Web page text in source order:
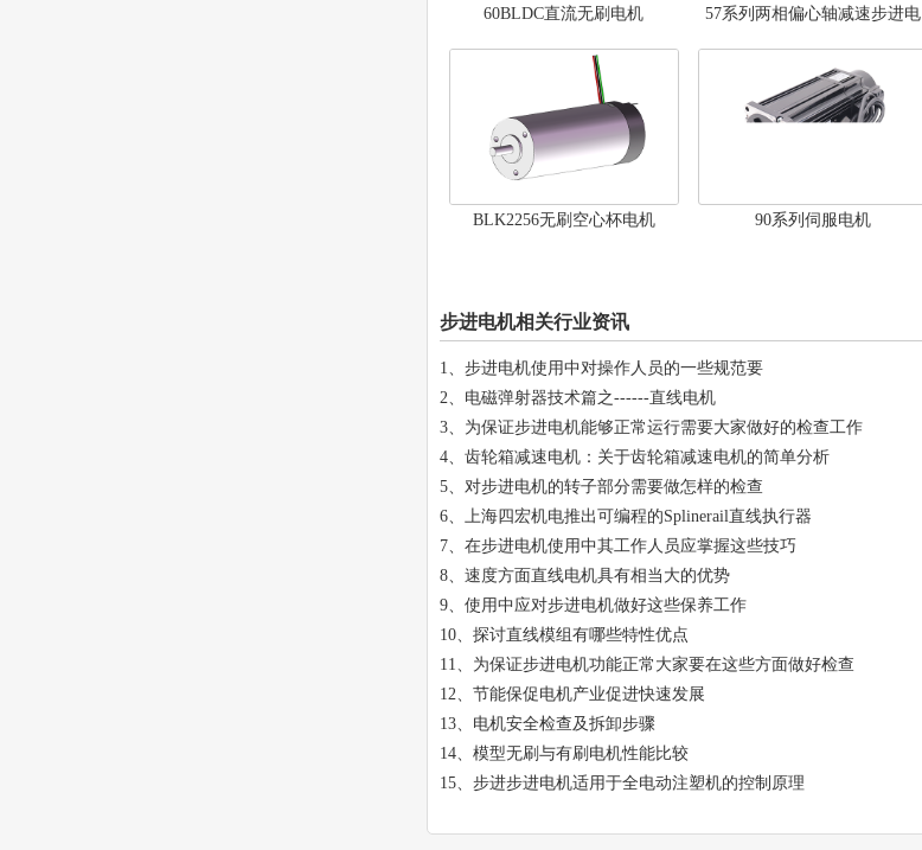
60BLDC直流无刷电机
57系列两相偏心轴减速步进电
BLK2256无刷空心杯电机 90系列伺服电机
步进电机相关行业资讯
1、 步进电机使用中对操作人员的一些规范要
2、 电磁弹射器技术篇之------直线电机
3、 为保证步进电机能够正常运行需要大家做好的检查工作
4、 齿轮箱减速电机：关于齿轮箱减速电机的简单分析
5、 对步进电机的转子部分需要做怎样的检查
6、
上海四宏机电推出可编程的Splinerail直线执行器
7、 在步进电机使用中其工作人员应掌握这些技巧
8、 速度方面直线电机具有相当大的优势
9、 使用中应对步进电机做好这些保养工作
10、 探讨直线模组有哪些特性优点
11、 为保证步进电机功能正常大家要在这些方面做好检查
12、 节能保促电机产业促进快速发展
13、 电机安全检查及拆卸步骤
14、 模型无刷与有刷电机性能比较
15、 步进步进电机适用于全电动注塑机的控制原理